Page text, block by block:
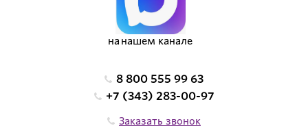
на нашем канале
8 800 555 99 63
+7 (343) 283-00-97
Заказать звонок